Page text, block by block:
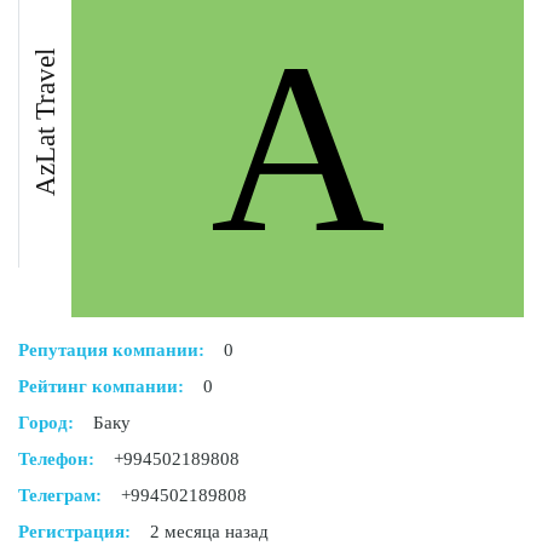
AzLat Travel A
Репутация компании:
0
Рейтинг компании:
0
Город:
Баку
Телефон:
+994502189808
Телеграм:
+994502189808
Регистрация:
2 месяца назад